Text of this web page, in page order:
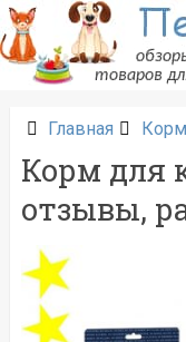
Перейти
к
содержанию
Главная
Корм для
отзывы,